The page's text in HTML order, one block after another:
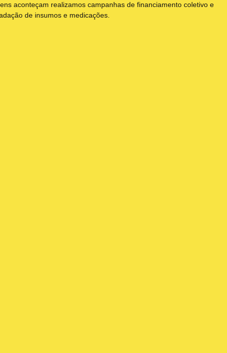
aconteçam realizamos campanhas de financiamento coletivo e
de insumos e medicações.